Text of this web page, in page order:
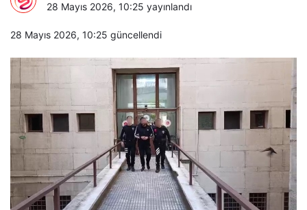
28 Mayıs 2026, 10:25 yayınlandı
28 Mayıs 2026, 10:25 güncellendi